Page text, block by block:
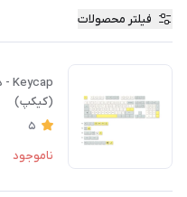
فیلتر محصولات
(کیکپ)
5
ناموجود